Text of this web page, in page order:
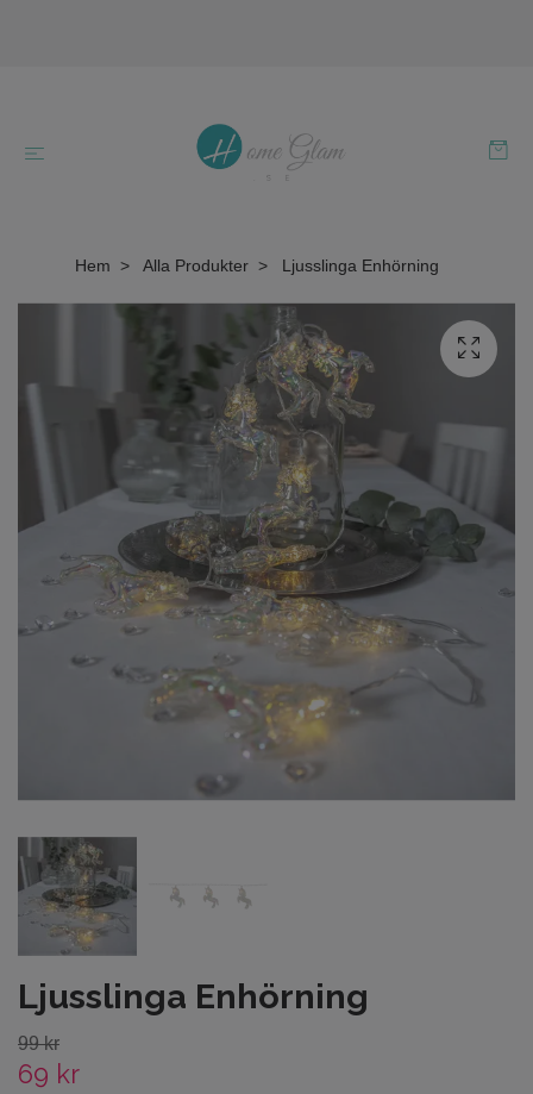
Hem Alla Produkter Ljusslinga Enhörning
Ljusslinga Enhörning
99 kr
69 kr